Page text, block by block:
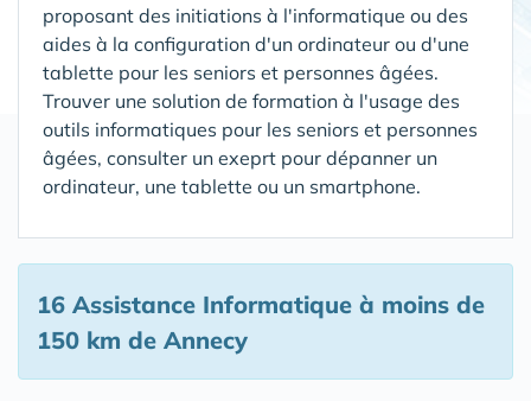
proposant des initiations à l'informatique ou des
aides à la configuration d'un ordinateur ou d'une
tablette pour les seniors et personnes âgées.
Trouver une solution de formation à l'usage des
outils informatiques pour les seniors et personnes
âgées, consulter un exeprt pour dépanner un
ordinateur, une tablette ou un smartphone.
16 Assistance Informatique à moins de
150 km de Annecy